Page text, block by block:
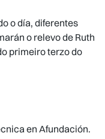
o día, diferentes
o relevo de Ruth
primeiro terzo do
en Afundación.